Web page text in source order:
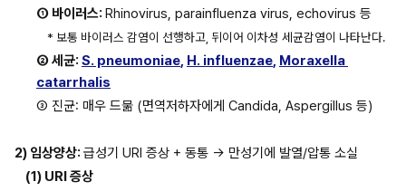
① 바이러스: Rhinovirus, parainfluenza virus, echovirus 등
* 보통 바이러스 감염이 선행하고, 뒤이어 이차성 세균감염이 나타난다.
② 세균: S. pneumoniae, H. influenzae, Moraxella
catarrhalis
③ 진균: 매우 드묾 (면역저하자에게 Candida, Aspergillus 등)
2) 임상양상: 급성기 URI 증상 + 동통 → 만성기에 발열/압통 소실
(1) URI 증상